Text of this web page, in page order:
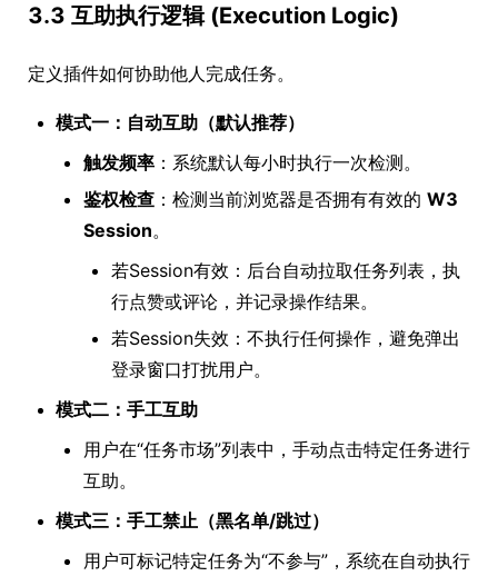
3.3 互助执行逻辑 (Execution Logic)
定义插件如何协助他人完成任务。
模式一：自动互助（默认推荐）
触发频率 ：系统默认每小时执行一次检测。
鉴权检查 ：检测当前浏览器是否拥有有效的 W3
Session。
若Session有效：后台自动拉取任务列表，执
行点赞或评论，并记录操作结果。
若Session失效：不执行任何操作，避免弹出
登录窗口打扰用户。
模式二：手工互助
用户在“任务市场”列表中，手动点击特定任务进行
互助。
模式三：手工禁止（黑名单/跳过）
用户可标记特定任务为“不参与”，系统在自动执行